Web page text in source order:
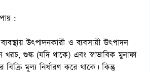
:
উৎপাদনকারী ও ব্যবসায়ী উৎপাদন
শুল্ক (যদি থাকে) এবং স্বাভাবিক মুনাফা
মূল্য নির্ধারণ করে থাকে। কিন্তু